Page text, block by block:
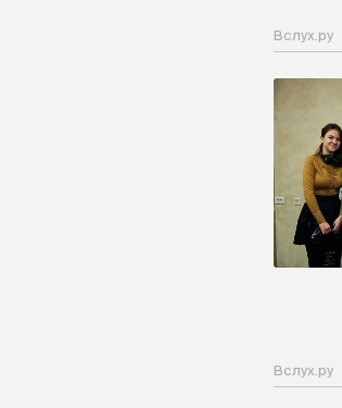
Вслух.ру
Вслух.ру